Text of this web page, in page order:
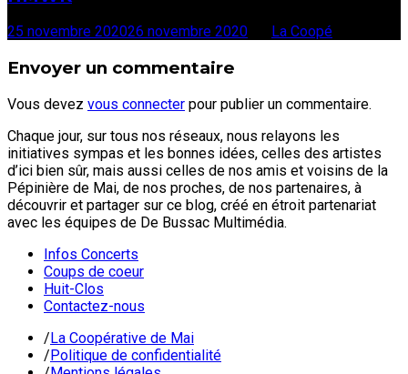
25 novembre 202026 novembre 2020 La Coopé
Envoyer un commentaire
Vous devez vous connecter pour publier un commentaire.
Chaque jour, sur tous nos réseaux, nous relayons les
initiatives sympas et les bonnes idées, celles des artistes
d’ici bien sûr, mais aussi celles de nos amis et voisins de la
Pépinière de Mai, de nos proches, de nos partenaires, à
découvrir et partager sur ce blog, créé en étroit partenariat
avec les équipes de De Bussac Multimédia.
Infos Concerts
Coups de coeur
Huit-Clos
Contactez-nous
/La Coopérative de Mai
/Politique de confidentialité